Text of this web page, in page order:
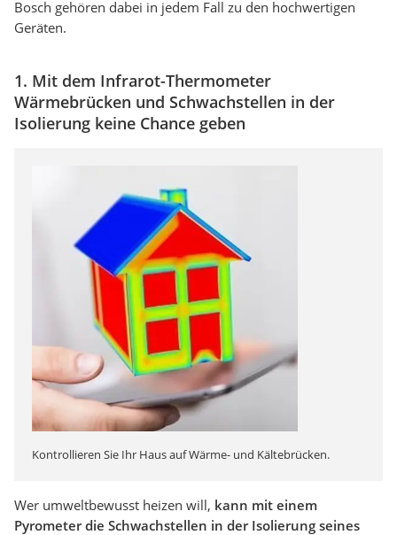
Bosch gehören dabei in jedem Fall zu den hochwertigen
Geräten.
1. Mit dem Infrarot-Thermometer
Wärmebrücken und Schwachstellen in der
Isolierung keine Chance geben
Kontrollieren Sie Ihr Haus auf Wärme- und Kältebrücken.
Wer umweltbewusst heizen will, kann mit einem
Pyrometer die Schwachstellen in der Isolierung seines